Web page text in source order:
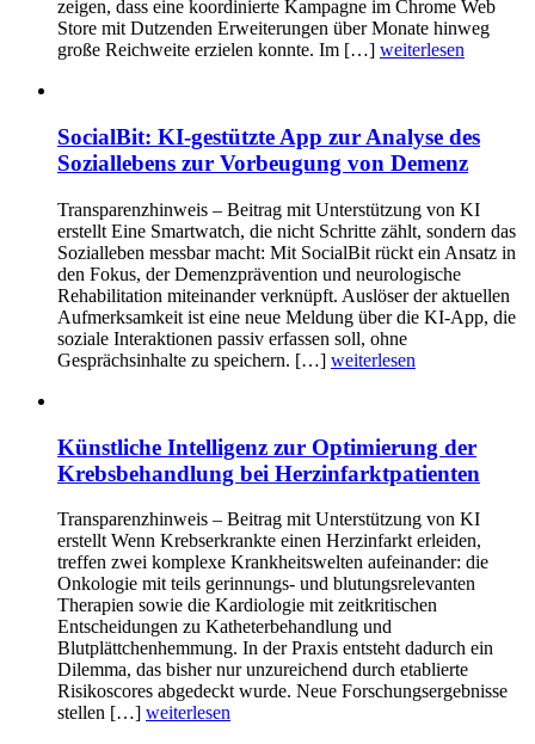
zeigen, dass eine koordinierte Kampagne im Chrome Web
Store mit Dutzenden Erweiterungen über Monate hinweg
große Reichweite erzielen konnte. Im […] weiterlesen
SocialBit: KI-gestützte App zur Analyse des
Soziallebens zur Vorbeugung von Demenz
Transparenzhinweis – Beitrag mit Unterstützung von KI
erstellt Eine Smartwatch, die nicht Schritte zählt, sondern das
Sozialleben messbar macht: Mit SocialBit rückt ein Ansatz in
den Fokus, der Demenzprävention und neurologische
Rehabilitation miteinander verknüpft. Auslöser der aktuellen
Aufmerksamkeit ist eine neue Meldung über die KI-App, die
soziale Interaktionen passiv erfassen soll, ohne
Gesprächsinhalte zu speichern. […] weiterlesen
Künstliche Intelligenz zur Optimierung der
Krebsbehandlung bei Herzinfarktpatienten
Transparenzhinweis – Beitrag mit Unterstützung von KI
erstellt Wenn Krebserkrankte einen Herzinfarkt erleiden,
treffen zwei komplexe Krankheitswelten aufeinander: die
Onkologie mit teils gerinnungs- und blutungsrelevanten
Therapien sowie die Kardiologie mit zeitkritischen
Entscheidungen zu Katheterbehandlung und
Blutplättchenhemmung. In der Praxis entsteht dadurch ein
Dilemma, das bisher nur unzureichend durch etablierte
Risikoscores abgedeckt wurde. Neue Forschungsergebnisse
stellen […] weiterlesen